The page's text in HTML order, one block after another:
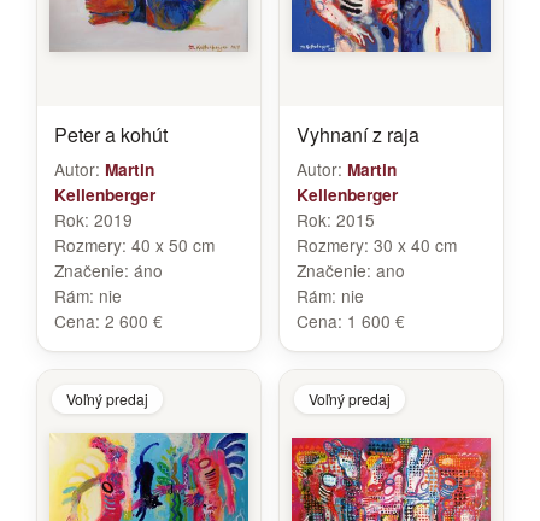
Peter a kohút
Autor: Martin
Kellenberger
Rok: 2019
Rozmery: 40 x 50 cm
Značenie: áno
Rám: nie
Cena: 2 600 €
Vyhnaní z raja
Autor: Martin
Kellenberger
Rok: 2015
Rozmery: 30 x 40 cm
Značenie: ano
Rám: nie
Cena: 1 600 €
Voľný predaj Voľný predaj